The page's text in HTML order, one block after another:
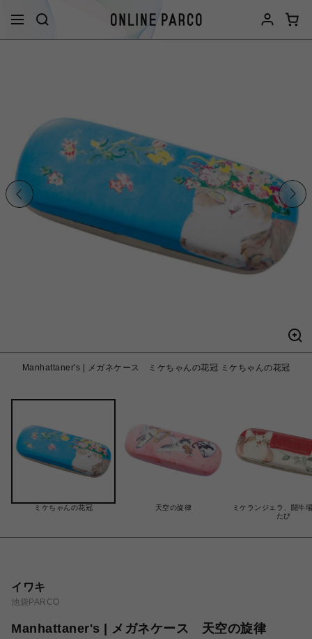
Manhattaner's | メガネケース ミケちゃんの花冠 ミケちゃんの花冠
ミケちゃんの花冠 天空の旋律
ミケランジェラ、闘牛
たび
イワキ
池袋PARCO
Manhattaner's | メガネケース 天空の旋律